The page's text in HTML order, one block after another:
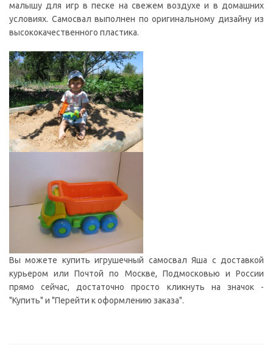
малышу для игр в песке на свежем воздухе и в домашних
условиях. Самосвал выполнен по оригинальному дизайну из
высококачественного пластика.
Вы можете купить игрушечный самосвал Яша с доставкой
курьером или Почтой по Москве, Подмосковью и России
прямо сейчас, достаточно просто кликнуть на значок -
"Купить" и "Перейти к оформлению заказа".